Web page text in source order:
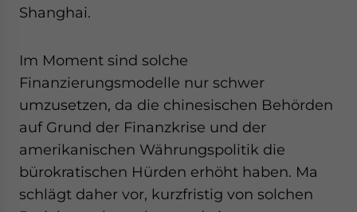
Shanghai.
Im Moment sind solche
Finanzierungsmodelle nur schwer
umzusetzen, da die chinesischen Behörden
auf Grund der Finanzkrise und der
amerikanischen Währungspolitik die
bürokratischen Hürden erhöht haben. Ma
schlägt daher vor, kurzfristig von solchen